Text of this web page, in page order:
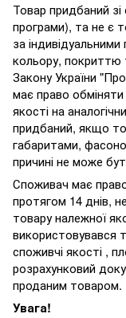
Товар придбаний
програми), та не є
за
кольору, покриттю
Закону України
має право
якості на
придбаний, якщо
габаритами,
причині не може
Споживач має
протягом 14 днів,
товару належної
використовувався
споживчі якості ,
розрахунковий
проданим товаром.
Увага!